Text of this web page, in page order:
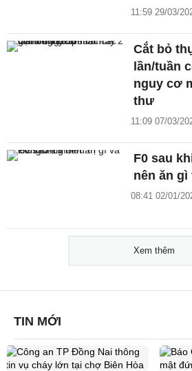
11:59 29/03/
Cắt bỏ
lần/tuần
nguy cơ
thư
11:09 07/03/
F0 sau
nên ăn gì
08:41 02/01/
Xem thêm
TIN MỚI